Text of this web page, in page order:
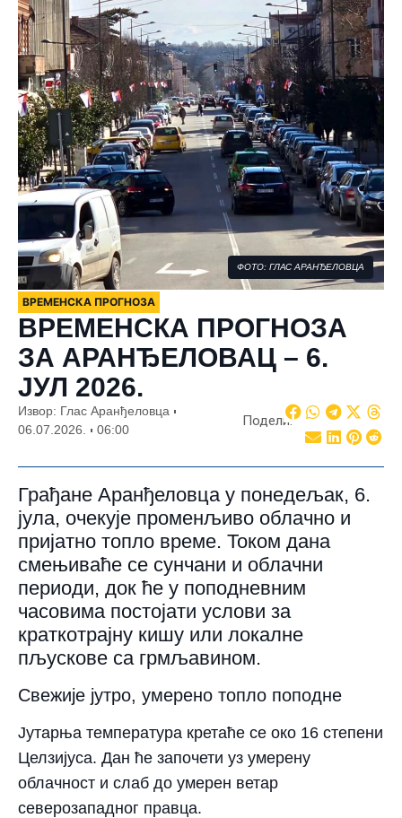
ФОТО: ГЛАС АРАНЂЕЛОВЦА
ВРЕМЕНСКА ПРОГНОЗА
ВРЕМЕНСКА ПРОГНОЗА
ЗА АРАНЂЕЛОВАЦ – 6.
ЈУЛ 2026.
Извор: Глас Аранђеловца
06.07.2026.
06:00
Подели:
Грађане Аранђеловца у понедељак, 6.
јула, очекује променљиво облачно и
пријатно топло време. Током дана
смењиваће се сунчани и облачни
периоди, док ће у поподневним
часовима постојати услови за
краткотрајну кишу или локалне
пљускове са грмљавином.
Свежије јутро, умерено топло поподне
Јутарња температура кретаће се око 16 степени
Целзијуса. Дан ће започети уз умерену
облачност и слаб до умерен ветар
северозападног правца.